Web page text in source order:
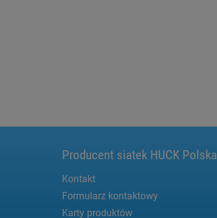
Producent siatek HUCK Polska
Kontakt
Formularz kontaktowy
Karty produktów